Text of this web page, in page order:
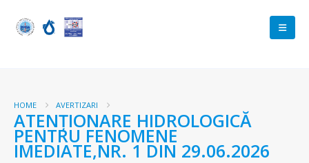
HOME AVERTIZARI
ATENŢIONARE HIDROLOGICĂ
PENTRU FENOMENE
IMEDIATE,NR. 1 DIN 29.06.2026